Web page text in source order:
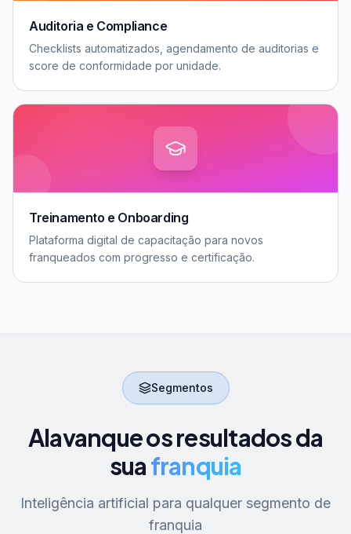
Auditoria e Compliance
Checklists automatizados, agendamento de auditorias e
score de conformidade por unidade.
Treinamento e Onboarding
Plataforma digital de capacitação para novos
franqueados com progresso e certificação.
Segmentos
Alavanque os resultados da
suafranquia
Inteligência artificial para qualquer segmento de
franquia